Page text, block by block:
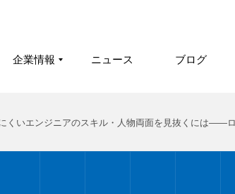
企業情報 ニュース ブログ
いエンジニアのスキル・人物両面を見抜くには――